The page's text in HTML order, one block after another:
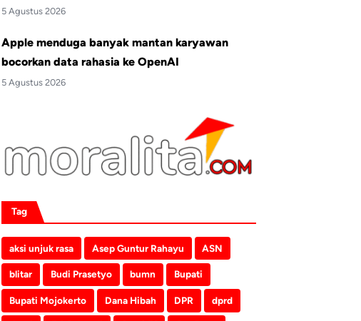
5 Agustus 2026
Apple menduga banyak mantan karyawan
bocorkan data rahasia ke OpenAI
5 Agustus 2026
Tag
aksi unjuk rasa Asep Guntur Rahayu ASN
blitar Budi Prasetyo bumn Bupati
Bupati Mojokerto Dana Hibah DPR dprd